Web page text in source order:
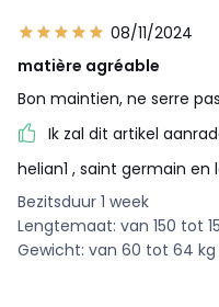
08/11/2024
matière agréable
Bon maintien, ne serre
Ik zal dit artikel
helian1 , saint germain en
Bezitsduur 1 week
Lengtemaat: van 150 tot
Gewicht: van 60 tot 64 kg